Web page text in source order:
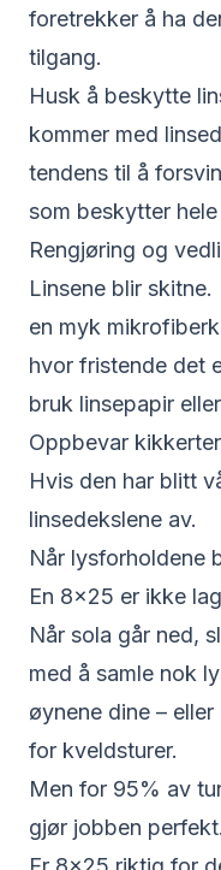
foretrekker å ha
tilgang.
Husk å beskytte
kommer med
tendens til å
som beskytter
Rengjøring og
Linsene blir
en myk
hvor fristende det
bruk linsepapir
Oppbevar
Hvis den har blitt
linsedekslene av.
Når lysforholdene
En 8x25 er ikke
Når sola går ned,
med å samle nok
øynene dine –
for kveldsturer.
Men for 95% av
gjør jobben perfekt.